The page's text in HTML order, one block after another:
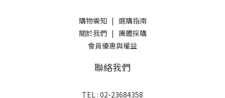
購物需知| 選購指南
關於我們| 團體採購
會員優惠與權益
聯絡我們
TEL : 02-23684358